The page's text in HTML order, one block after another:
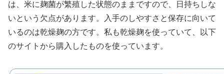
は、米に麹菌が繁殖した状態のままですので、日持ちしな
いという欠点があります。入手のしやすさと保存に向いて
いるのは乾燥麹の方です。私も乾燥麹を使っていて、以下
のサイトから購入したものを使っています。